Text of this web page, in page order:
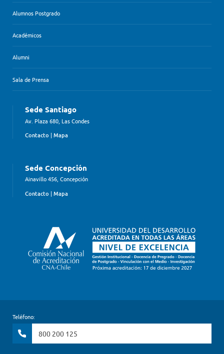
Alumnos Postgrado
Académicos
Alumni
Sala de Prensa
Sede Santiago
Av. Plaza 680, Las Condes
Contacto | Mapa
Sede Concepción
Ainavillo 456, Concepción
Contacto | Mapa
Teléfono:
800 200 125